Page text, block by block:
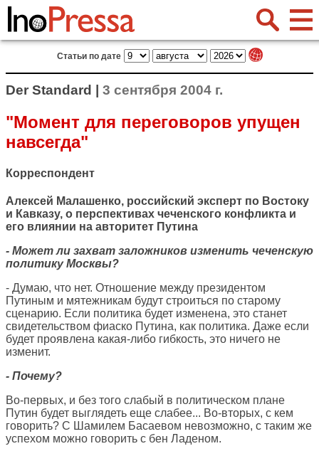
Статьи по дате
Der Standard | 3 сентября 2004 г.
"Момент для переговоров упущен
навсегда"
Корреспондент
Алексей Малашенко, российский эксперт по Востоку
и Кавказу, о перспективах чеченского конфликта и
его влиянии на авторитет Путина
- Может ли захват заложников изменить чеченскую
политику Москвы?
- Думаю, что нет. Отношение между президентом
Путиным и мятежникам будут строиться по старому
сценарию. Если политика будет изменена, это станет
свидетельством фиаско Путина, как политика. Даже если
будет проявлена какая-либо гибкость, это ничего не
изменит.
- Почему?
Во-первых, и без того слабый в политическом плане
Путин будет выглядеть еще слабее... Во-вторых, с кем
говорить? С Шамилем Басаевом невозможно, с таким же
успехом можно говорить с бен Ладеном.